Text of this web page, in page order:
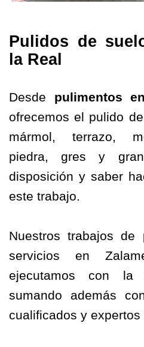
Pulidos de
la Real
Desde pulimentos
ofrecemos el pulido
mármol, terrazo,
piedra, gres y
disposición y saber
este trabajo.
Nuestros trabajos de
servicios en
ejecutamos con la
sumando además
cualificados y expertos